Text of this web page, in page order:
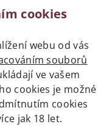
nápojů osobám
cookies
webu od vás
souborů
ve vašem
cookies je možné
cookies
jak 18 let.